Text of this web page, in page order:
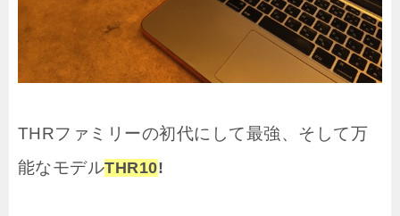
THRファミリーの初代にして最強、そして万
能なモデルTHR10!